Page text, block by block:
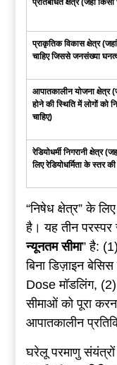
प्रतिबंधित क्षेत्र(जहां किसी
प्राकृतिक विकास क्षेत्र(जहां
चाहिए जिससे जनसंख्या
आपातकालीन योजना क्षेत्र(
होने की स्थिति में लोगों को
चाहिए)
रेडियोधर्मी निगरानी क्षेत्र(
लिए रेडियोधर्मिता के स्तर की
“निषेध क्षेत्र” के
है। यह तीन परस्पर
न्यूनतम सीमा” है: (1)
बिना डिज़ाइन
Dose मॉडलिंग, (2)
सीमाओं को पूरा
आपातकालीन
घरेलू परमाणु संयंत्रों